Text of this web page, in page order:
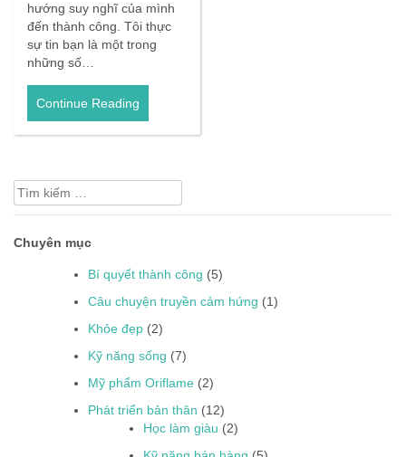
hướng suy nghĩ của mình
đến thành công. Tôi thực
sự tin bạn là một trong
những số…
Continue Reading
Tìm
kiếm
Chuyên mục
Bí quyết thành công (5)
Câu chuyện truyền cảm hứng (1)
Khỏe đẹp (2)
Kỹ năng sống (7)
Mỹ phẩm Oriflame (2)
Phát triển bản thân (12)
Học làm giàu (2)